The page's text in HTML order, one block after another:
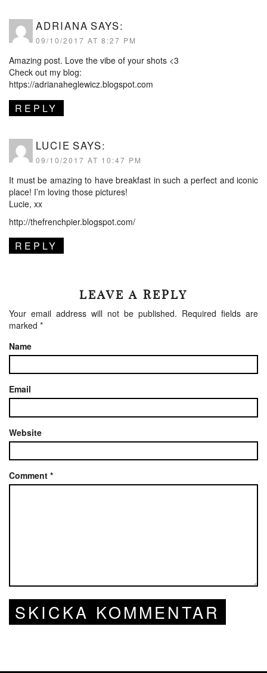
ADRIANA SAYS:
09/10/2017 AT 8:27 PM
Amazing post. Love the vibe of your shots <3
Check out my blog:
https://adrianaheglewicz.blogspot.com
REPLY
LUCIE SAYS:
09/10/2017 AT 10:47 PM
It must be amazing to have breakfast in such a perfect and iconic
place! I’m loving those pictures!
Lucie, xx
http://thefrenchpier.blogspot.com/
REPLY
LEAVE A REPLY
Your email address will not be published. Required fields are
marked *
Name
Email
Website
Comment *
SKICKA KOMMENTAR